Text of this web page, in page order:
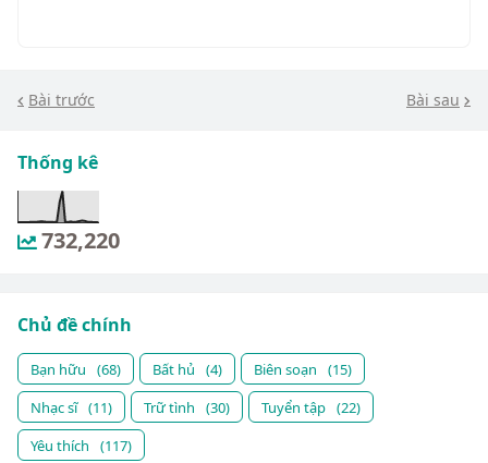
Bài trước Bài sau
Thống kê
732,220
Chủ đề chính
Bạn hữu (68) Bất hủ (4) Biên soạn
(15)
Nhạc sĩ (11) Trữ tình (30) Tuyển tập (22)
Yêu thích
(117)